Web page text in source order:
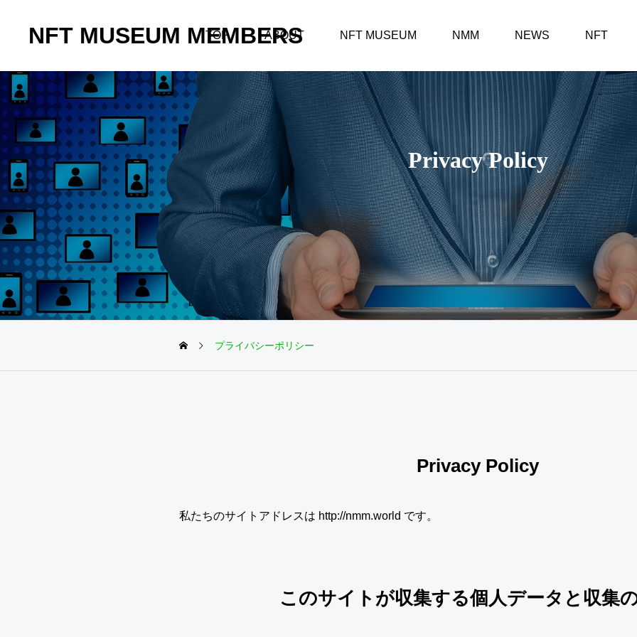
NFT MUSEUM MEMBERS
TOP ABOUT NFT MUSEUM NMM NEWS NFT
Privacy Policy
プライバシーポリシー
Privacy Policy
私たちのサイトアドレスは http://nmm.world です。
このサイトが収集する個人データと収集